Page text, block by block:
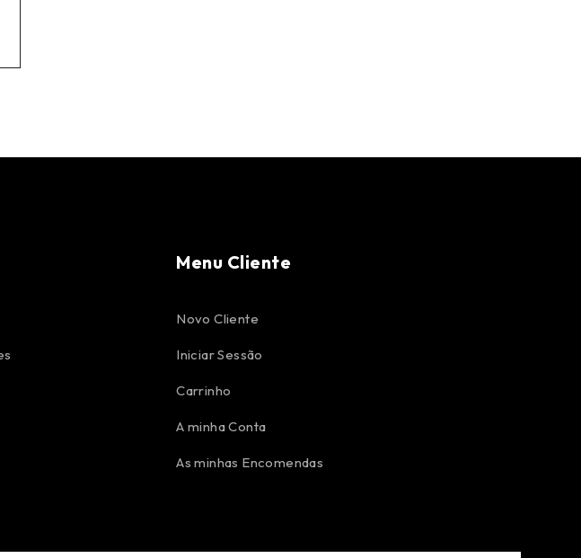
Menu Cliente
Novo Cliente
Iniciar Sessão
Carrinho
A minha Conta
As minhas Encomendas